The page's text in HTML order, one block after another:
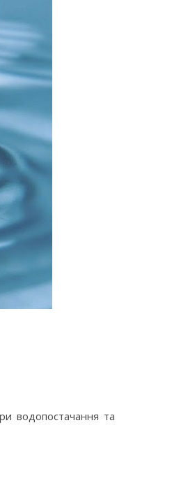
водопостачання та